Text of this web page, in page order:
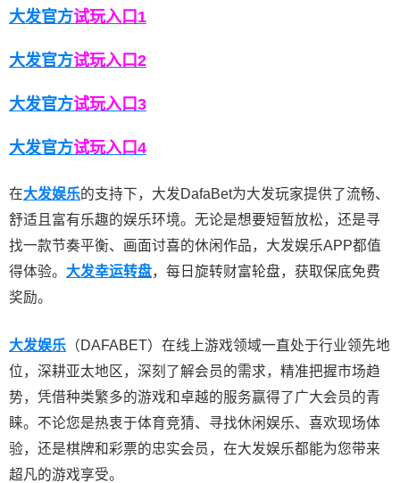
大发官方试玩入口1
大发官方试玩入口2
大发官方试玩入口3
大发官方试玩入口4
在大发娱乐的支持下，大发DafaBet为大发玩家提供了流畅、
舒适且富有乐趣的娱乐环境。无论是想要短暂放松，还是寻
找一款节奏平衡、画面讨喜的休闲作品，大发娱乐APP都值
得体验。 大发幸运转盘，每日旋转财富轮盘，获取保底免费
奖励。
大发娱乐 （DAFABET）在线上游戏领域一直处于行业领先地
位，深耕亚太地区，深刻了解会员的需求，精准把握市场趋
势，凭借种类繁多的游戏和卓越的服务赢得了广大会员的青
睐。不论您是热衷于体育竞猜、寻找休闲娱乐、喜欢现场体
验，还是棋牌和彩票的忠实会员，在大发娱乐都能为您带来
超凡的游戏享受。